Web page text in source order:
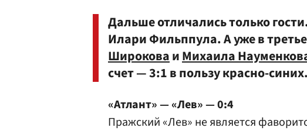
Дальше отличались только
Илари Фильппула. А уже в
ШироковаиМихаила
счет — 3:1 в пользу красно-синих.
«Атлант» — «Лев» — 0:4
Пражский «Лев» не является